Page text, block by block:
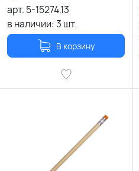
арт. 5-15274.13
в наличии:3 шт.
В корзину